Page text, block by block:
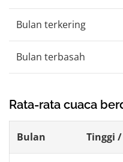
Bulan terkering
Bulan terbasah
Rata-rata cuaca
Bulan Tinggi /